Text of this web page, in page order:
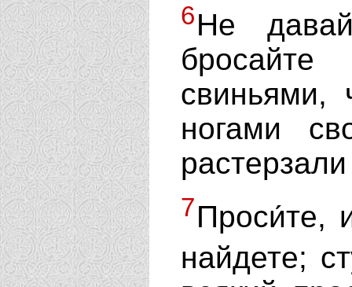
6Не
свиньями,
ногами
7Проси́те,
найдете;